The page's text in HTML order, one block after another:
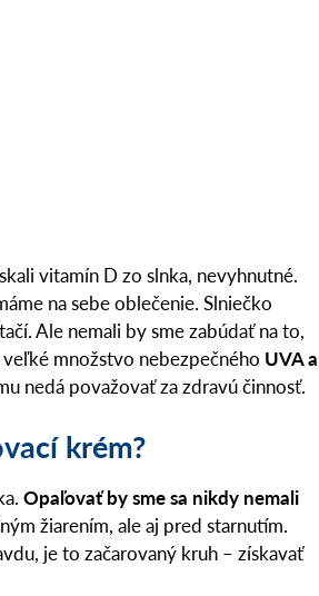
vitamín D zo slnka, nevyhnutné.
na sebe oblečenie. Slniečko
Ale nemali by sme zabúdať na to,
množstvo nebezpečného UVA a
nedá považovať za zdravú činnosť.
krém?
Opaľovať by sme sa nikdy nemali
žiarením, ale aj pred starnutím.
je to začarovaný kruh – získavať